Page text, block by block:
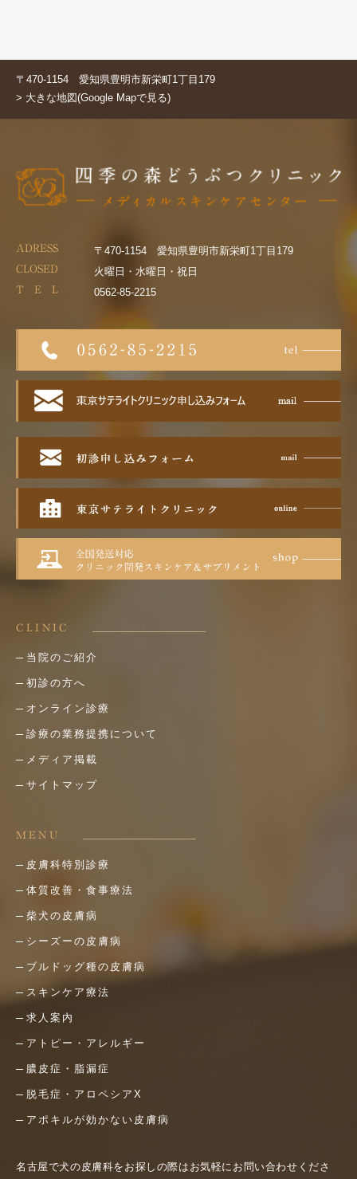
〒470-1154 愛知県豊明市新栄町1丁目179
> 大きな地図(Google Mapで見る)
ADRESS 〒470-1154 愛知県豊明市新栄町1丁目179
CLOSED 火曜日・水曜日・祝日
T E L 0562-85-2215
CLINIC
当院のご紹介
初診の方へ
オンライン診療
診療の業務提携について
メディア掲載
サイトマップ
MENU
皮膚科特別診療
体質改善・食事療法
柴犬の皮膚病
シーズーの皮膚病
ブルドッグ種の皮膚病
スキンケア療法
求人案内
アトピー・アレルギー
膿皮症・脂漏症
脱毛症・アロペシアX
アポキルが効かない皮膚病
名古屋で犬の皮膚科をお探しの際はお気軽にお問い合わせくださ